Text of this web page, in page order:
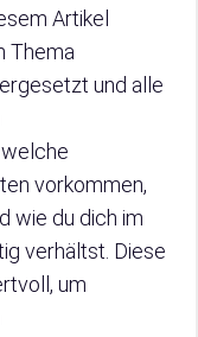
Artikel
Thema
und alle
vorkommen,
wie du dich im
verhältst. Diese
um